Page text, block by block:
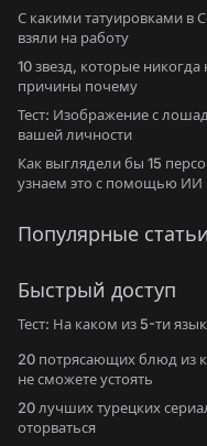
С какими татуировками в
взяли на работу
10 звезд, которые
причины почему
Тест: Изображение с
вашей личности
Как выглядели бы 15
узнаем это с помощью ИИ
Популярные
Быстрый доступ
Тест: На каком из 5-ти
20 потрясающих блюд из
не сможете устоять
20 лучших турецких
оторваться